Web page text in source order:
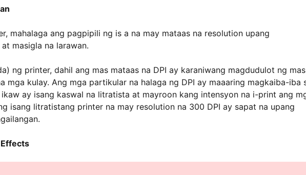
mahalaga ang pagpipili ng is a na may mataas na resolution upang
masigla na larawan.
ng printer, dahil ang mas mataas na DPI ay karaniwang magdudulot ng mas
mga kulay. Ang mga partikular na halaga ng DPI ay maaaring magkaiba-iba
ay isang kaswal na litratista at mayroon kang intensyon na i-print ang
isang litratistang printer na may resolution na 300 DPI ay sapat na upang